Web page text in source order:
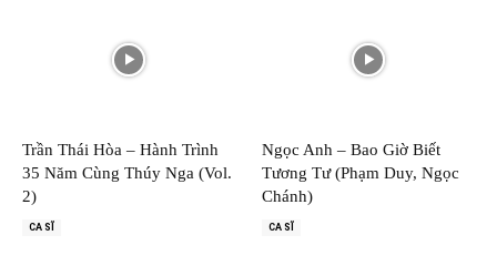
Trần Thái Hòa – Hành Trình
35 Năm Cùng Thúy Nga (Vol.
2)
CA SĨ
Ngọc Anh – Bao Giờ Biết
Tương Tư (Phạm Duy, Ngọc
Chánh)
CA SĨ